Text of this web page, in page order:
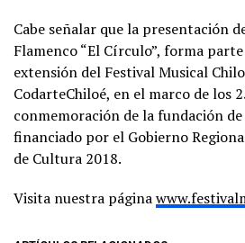
Cabe señalar que la presentación
Flamenco “El Círculo”, forma
extensión del Festival Musical
CodarteChiloé, en el marco de los
conmemoración de la fundación
financiado por el Gobierno
de Cultura 2018.
Visita nuestra página